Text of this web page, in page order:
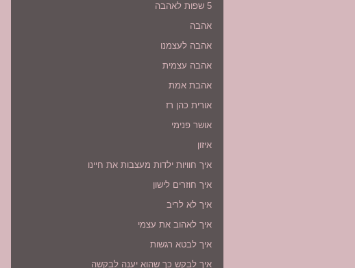
5 שפות לאהבה
אהבה
אהבה לעצמנו
אהבה עצמית
אהבת אמת
אורית כהן רז
אושר פנימי
איזון
איך חוויות ילדות מעצבות את חיינו
איך חוזרים לישון
איך לא לריב
איך לאהוב את עצמי
איך לבטא רגשות
איך לבקש כך שהוא יענה לבקשה